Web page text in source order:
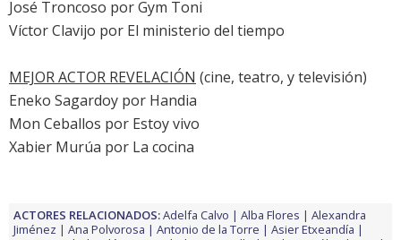
José Troncoso por Gym Toni
Víctor Clavijo por El ministerio del tiempo
MEJOR ACTOR REVELACIÓN (cine, teatro, y televisión)
Eneko Sagardoy por Handia
Mon Ceballos por Estoy vivo
Xabier Murúa por La cocina
ACTORES RELACIONADOS:Adelfa Calvo Alba Flores
Alexandra
Jiménez
Ana Polvorosa Antonio de la Torre
Asier Etxeandía